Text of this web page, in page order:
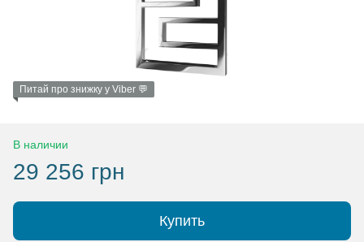
Питай про знижку у Viber 💬
В наличии
29 256 грн
Купить